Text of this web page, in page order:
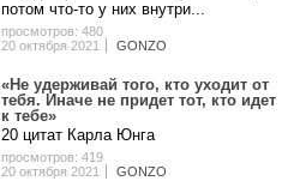
потом что-то у них внутри...
просмотров: 480
20 октября 2021
GONZO
«Не удерживай того, кто уходит от
тебя. Иначе не придет тот, кто идет
к тебе»
20 цитат Карла Юнга
просмотров: 419
20 октября 2021
GONZO